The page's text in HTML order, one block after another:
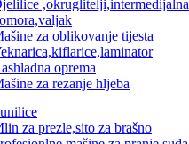
,okruglitelji,intermedijalna
za oblikovanje tijesta
oprema
za rezanje hljeba
za prezle,sito za brašno